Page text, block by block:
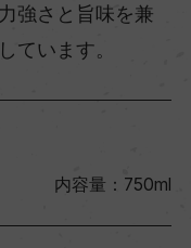
強さと旨味を兼
ています。
内容量：750ml